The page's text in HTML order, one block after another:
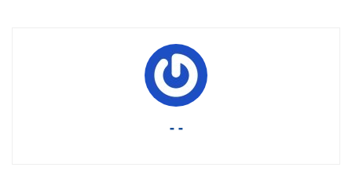
- -